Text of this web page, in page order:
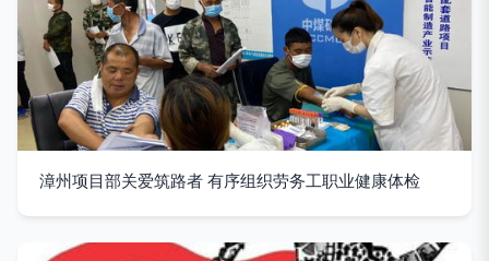
漳州项目部关爱筑路者 有序组织劳务工职业健康体检